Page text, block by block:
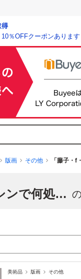
得
10％OFFクーポンあります
版画 その他 「藤子・
「藤子・f・不二雄先生とタイムマシンで何処までも！」
美術品 版画 その他